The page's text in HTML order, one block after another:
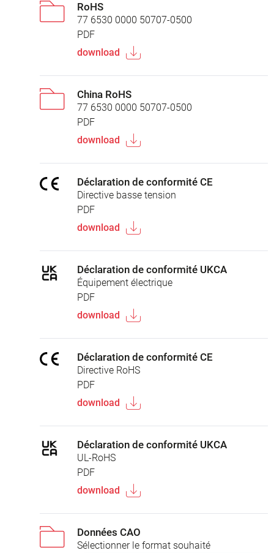
RoHS
77 6530 0000 50707-0500
PDF
download
China RoHS
77 6530 0000 50707-0500
PDF
download
Déclaration de conformité CE
Directive basse tension
PDF
download
Déclaration de conformité UKCA
Équipement électrique
PDF
download
Déclaration de conformité CE
Directive RoHS
PDF
download
Déclaration de conformité UKCA
UL-RoHS
PDF
download
Données CAO
Sélectionner le format souhaité